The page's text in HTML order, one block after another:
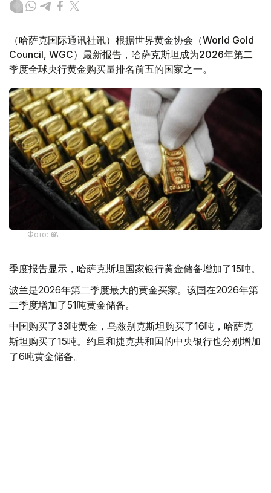
（哈萨克国际通讯社讯）根据世界黄金协会（World Gold
Council, WGC）最新报告，哈萨克斯坦成为2026年第二
季度全球央行黄金购买量排名前五的国家之一。
Фото: ӨзА
季度报告显示，哈萨克斯坦国家银行黄金储备增加了15吨。
波兰是2026年第二季度最大的黄金买家。该国在2026年第
二季度增加了51吨黄金储备。
中国购买了33吨黄金，乌兹别克斯坦购买了16吨，哈萨克
斯坦购买了15吨。约旦和捷克共和国的中央银行也分别增加
了6吨黄金储备。